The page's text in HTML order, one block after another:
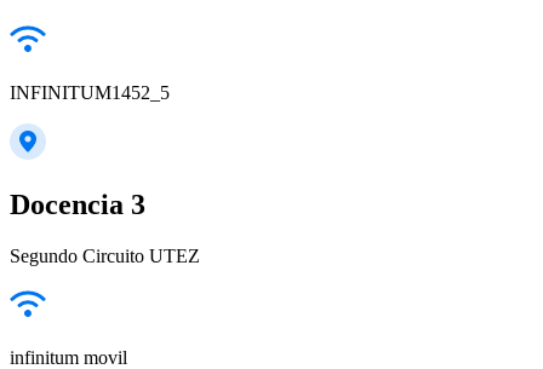
INFINITUM1452_5
Docencia 3
Segundo Circuito UTEZ
infinitum movil